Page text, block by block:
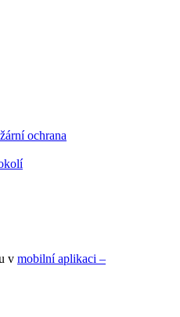
ochrana
v mobilní aplikaci –